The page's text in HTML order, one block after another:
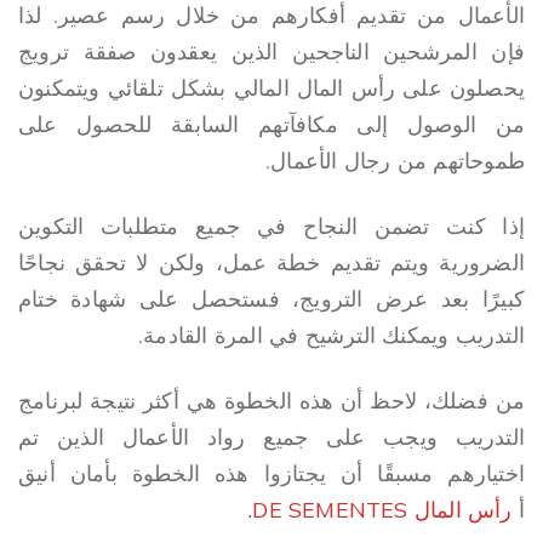
الأعمال من تقديم أفكارهم من خلال رسم عصير. لذا
فإن المرشحين الناجحين الذين يعقدون صفقة ترويج
يحصلون على رأس المال المالي بشكل تلقائي ويتمكنون
من الوصول إلى مكافآتهم السابقة للحصول على
طموحاتهم من رجال الأعمال.
إذا كنت تضمن النجاح في جميع متطلبات التكوين
الضرورية ويتم تقديم خطة عمل، ولكن لا تحقق نجاحًا
كبيرًا بعد عرض الترويج، فستحصل على شهادة ختام
التدريب ويمكنك الترشيح في المرة القادمة.
من فضلك، لاحظ أن هذه الخطوة هي أكثر نتيجة لبرنامج
التدريب ويجب على جميع رواد الأعمال الذين تم
اختيارهم مسبقًا أن يجتازوا هذه الخطوة بأمان
أنيق
أ رأس المال DE SEMENTES .